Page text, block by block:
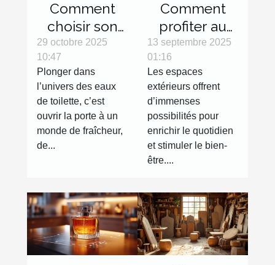
Comment
choisir son
eau de
toilette pour
une fraîcheur
durable ?
29 octobre 2025
10:47
Plonger dans
l’univers des eaux
de toilette, c’est
ouvrir la porte à un
monde de fraîcheur,
de...
Comment
profiter au
maximum
des espaces
extérieurs
avec des
activités
variées ?
13 septembre 2025
01:16
Les espaces
extérieurs offrent
d’immenses
possibilités pour
enrichir le quotidien
et stimuler le bien-
être....